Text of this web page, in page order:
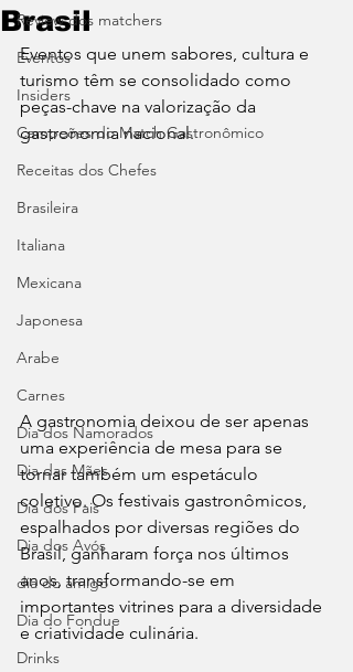
Review dos matchers
Eventos
⁠Insiders
Campeões do Match Gastronômico
Receitas dos Chefes
Brasileira
Italiana
Mexicana
Japonesa
Arabe
Carnes
Dia dos Namorados
Dia das Mães
Dia dos Pais
Dia dos Avós
dia do amigo
Dia do Fondue
Drinks
Brasil
Eventos que unem sabores, cultura e
turismo têm se consolidado como
peças-chave na valorização da
gastronomia nacional.
A gastronomia deixou de ser apenas
uma experiência de mesa para se
tornar também um espetáculo
coletivo. Os festivais gastronômicos,
espalhados por diversas regiões do
Brasil, ganharam força nos últimos
anos, transformando-se em
importantes vitrines para a diversidade
e criatividade culinária.